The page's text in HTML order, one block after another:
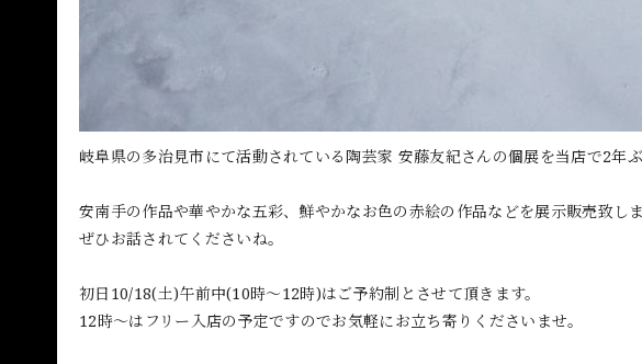
岐阜県の多治見市にて活動されている陶芸家 安藤友紀さんの個展を当店で2年ぶ
安南手の作品や華やかな五彩、鮮やかなお色の赤絵の作品などを展示販売致し
ぜひお話されてくださいね。
初日10/18(土)午前中(10時〜12時)はご予約制とさせて頂きます。
12時〜はフリー入店の予定ですのでお気軽にお立ち寄りくださいませ。